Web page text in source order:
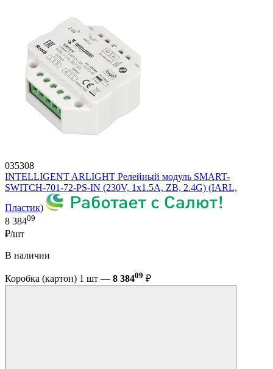
035308
INTELLIGENT ARLIGHT Релейный модуль SMART-
SWITCH-701-72-PS-IN (230V, 1x1.5A, ZB, 2.4G) (IARL,
Пластик)
8 38409
₽/шт
В наличии
Коробка (картон) 1 шт — 8 38409 ₽